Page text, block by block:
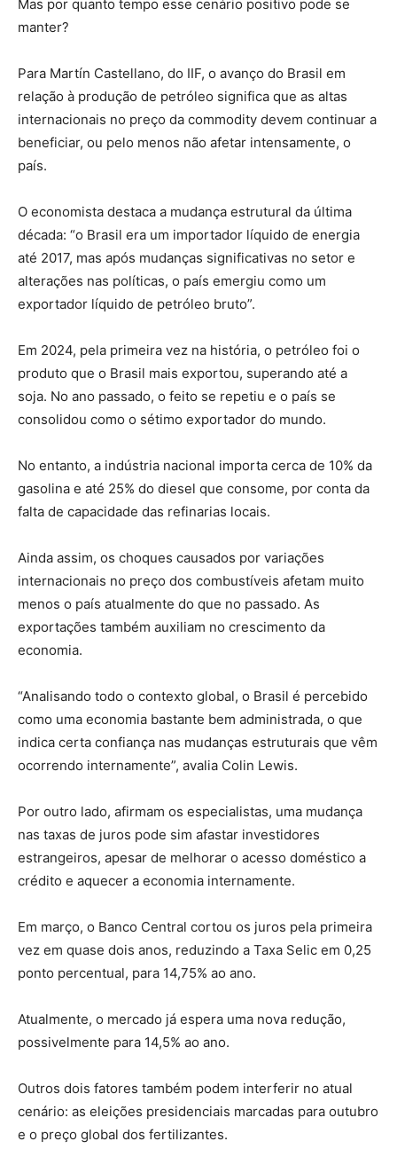
Mas por quanto tempo esse cenário positivo pode se
manter?
Para Martín Castellano, do IIF, o avanço do Brasil em
relação à produção de petróleo significa que as altas
internacionais no preço da commodity devem continuar a
beneficiar, ou pelo menos não afetar intensamente, o
país.
O economista destaca a mudança estrutural da última
década: “o Brasil era um importador líquido de energia
até 2017, mas após mudanças significativas no setor e
alterações nas políticas, o país emergiu como um
exportador líquido de petróleo bruto”.
Em 2024, pela primeira vez na história, o petróleo foi o
produto que o Brasil mais exportou, superando até a
soja. No ano passado, o feito se repetiu e o país se
consolidou como o sétimo exportador do mundo.
No entanto, a indústria nacional importa cerca de 10% da
gasolina e até 25% do diesel que consome, por conta da
falta de capacidade das refinarias locais.
Ainda assim, os choques causados por variações
internacionais no preço dos combustíveis afetam muito
menos o país atualmente do que no passado. As
exportações também auxiliam no crescimento da
economia.
“Analisando todo o contexto global, o Brasil é percebido
como uma economia bastante bem administrada, o que
indica certa confiança nas mudanças estruturais que vêm
ocorrendo internamente”, avalia Colin Lewis.
Por outro lado, afirmam os especialistas, uma mudança
nas taxas de juros pode sim afastar investidores
estrangeiros, apesar de melhorar o acesso doméstico a
crédito e aquecer a economia internamente.
Em março, o Banco Central cortou os juros pela primeira
vez em quase dois anos, reduzindo a Taxa Selic em 0,25
ponto percentual, para 14,75% ao ano.
Atualmente, o mercado já espera uma nova redução,
possivelmente para 14,5% ao ano.
Outros dois fatores também podem interferir no atual
cenário: as eleições presidenciais marcadas para outubro
e o preço global dos fertilizantes.